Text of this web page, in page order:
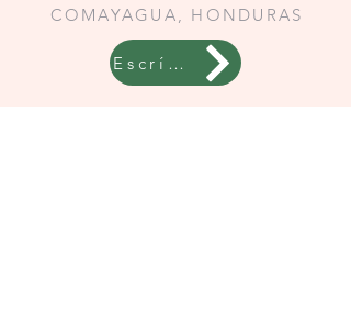
COMAYAGUA, HONDURAS
Escríbenos a WhatsApp